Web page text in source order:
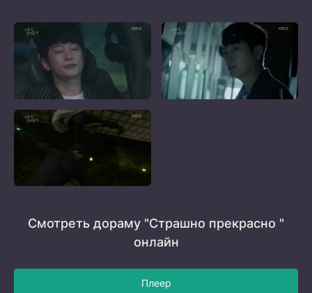
Смотреть дораму "Страшно прекрасно "
онлайн
Плеер